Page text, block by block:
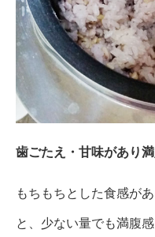
歯ごたえ・甘味があり満
もちもちとした食感が
と、少ない量でも満腹感